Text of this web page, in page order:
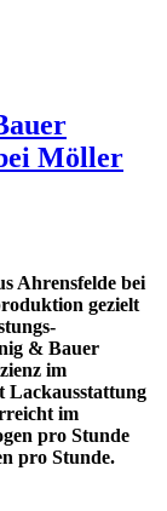
Möller
Ahrensfelde bei
gezielt
& Bauer
im
Lackausstattung
im
pro Stunde
pro Stunde.